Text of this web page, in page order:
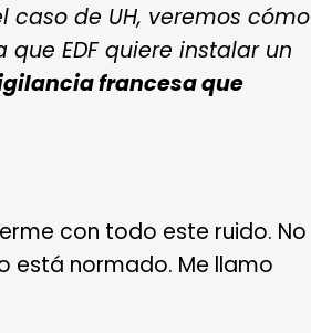
caso de UH, veremos cómo
EDF quiere instalar un
francesa que
con todo este ruido. No
está normado. Me llamo